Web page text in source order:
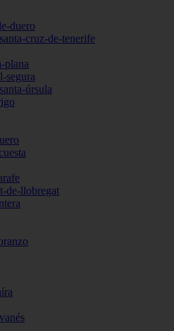
duero
cruz-de-tenerife
plana
segura
úrsula
de-llobregat